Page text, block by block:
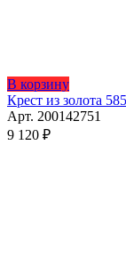
В корзину
Крест из золота
Арт. 200142751
9 120 ₽